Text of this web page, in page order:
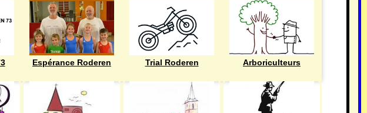
Espérance Roderen Trial Roderen Arboriculteurs